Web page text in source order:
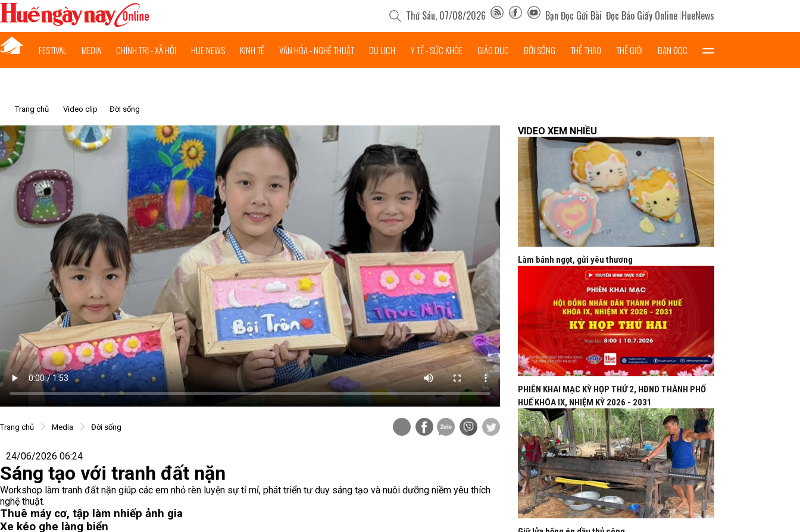
Thứ Sáu, 07/08/2026 Bạn Đọc Gửi Bài Đọc Báo Giấy Online HueNews
FESTIVAL MEDIA CHÍNH TRỊ - XÃ HỘI HUE NEWS KINH TẾ VĂN HÓA - NGHỆ THUẬT DU LỊCH Y TẾ - SỨC KHỎE GIÁO DỤC ĐỜI SỐNG THỂ THAO THẾ GIỚI BẠN ĐỌC
Trang chủ Video clip Đời sống
Trang chủ Media Đời sống
24/06/2026 06:24
Sáng tạo với tranh đất nặn
Workshop làm tranh đất nặn giúp các em nhỏ rèn luyện sự tỉ mỉ, phát triển tư duy sáng tạo và nuôi dưỡng niềm yêu thích
nghệ thuật.
Thuê máy cơ, tập làm nhiếp ảnh gia
Xe kéo ghe làng biển
VIDEO XEM NHIỀU
Làm bánh ngọt, gửi yêu thương
PHIÊN KHAI MẠC KỲ HỌP THỨ 2, HĐND THÀNH PHỐ
HUẾ KHÓA IX, NHIỆM KỲ 2026 - 2031